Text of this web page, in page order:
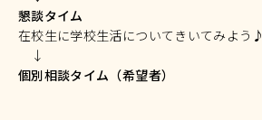
懇談タイム
在校生に学校生活についてきいてみよう♪
↓
個別相談タイム（希望者）